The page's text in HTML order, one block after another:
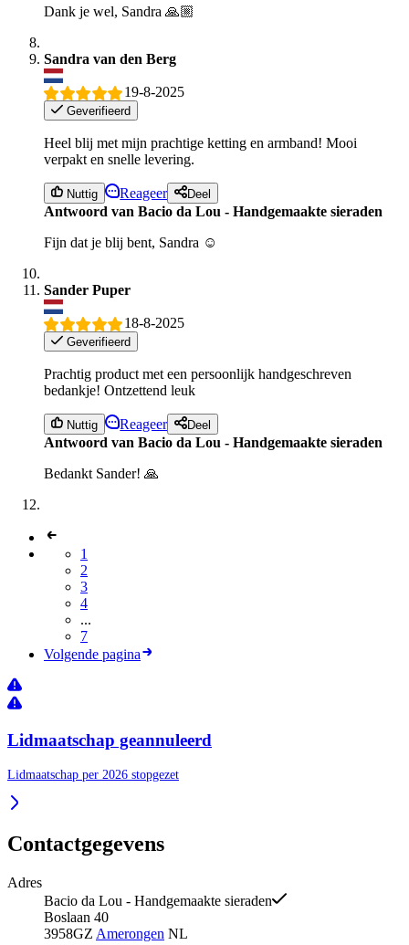
Dank je wel, Sandra 🙏🏼
Sandra van den Berg
19-8-2025
Geverifieerd
Heel blij met mijn prachtige ketting en armband! Mooi
verpakt en snelle levering.
Nuttig Reageer Deel
Antwoord van Bacio da Lou - Handgemaakte sieraden
Fijn dat je blij bent, Sandra ☺️
Sander Puper
18-8-2025
Geverifieerd
Prachtig product met een persoonlijk handgeschreven
bedankje! Ontzettend leuk
Nuttig Reageer Deel
Antwoord van Bacio da Lou - Handgemaakte sieraden
Bedankt Sander! 🙏
1
2
3
4
...
7
Volgende pagina
Lidmaatschap geannuleerd
Lidmaatschap per 2026 stopgezet
Contactgegevens
Adres
Bacio da Lou - Handgemaakte sieraden
Boslaan 40
3958GZ Amerongen NL